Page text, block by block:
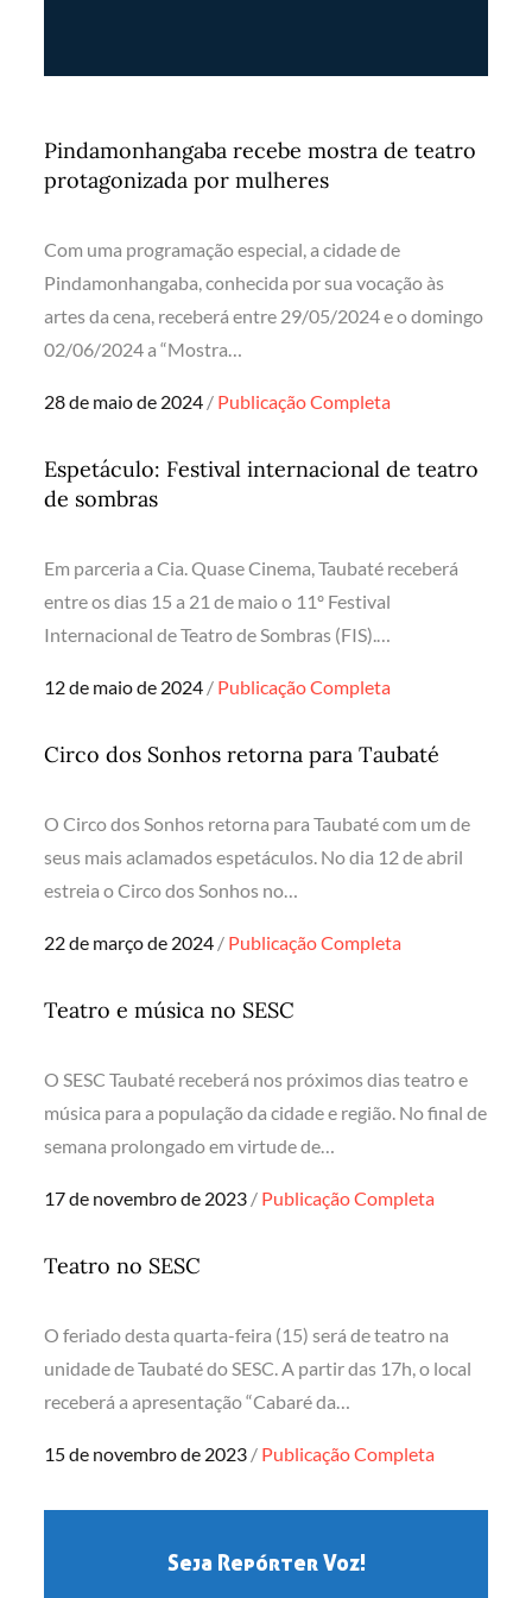
Pindamonhangaba recebe mostra de teatro
protagonizada por mulheres
Com uma programação especial, a cidade de
Pindamonhangaba, conhecida por sua vocação às
artes da cena, receberá entre 29/05/2024 e o domingo
02/06/2024 a “Mostra…
Posted
28 de maio de 2024 Publicação Completa
Espetáculo: Festival internacional de teatro
de sombras
Em parceria a Cia. Quase Cinema, Taubaté receberá
entre os dias 15 a 21 de maio o 11º Festival
Internacional de Teatro de Sombras (FIS).…
Posted
12 de maio de 2024 Publicação Completa
Circo dos Sonhos retorna para Taubaté
O Circo dos Sonhos retorna para Taubaté com um de
seus mais aclamados espetáculos. No dia 12 de abril
estreia o Circo dos Sonhos no…
Posted
22 de março de 2024 Publicação Completa
Teatro e música no SESC
O SESC Taubaté receberá nos próximos dias teatro e
música para a população da cidade e região. No final de
semana prolongado em virtude de…
Posted
17 de novembro de 2023 Publicação Completa
Teatro no SESC
O feriado desta quarta-feira (15) será de teatro na
unidade de Taubaté do SESC. A partir das 17h, o local
receberá a apresentação “Cabaré da…
Posted
15 de novembro de 2023 Publicação Completa
Seja Repórter Voz!